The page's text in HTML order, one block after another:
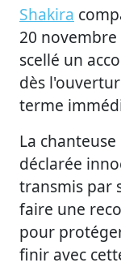
Shakira
20
scellé un
dès
terme
La
déclarée
transmis par
faire une
pour
finir avec